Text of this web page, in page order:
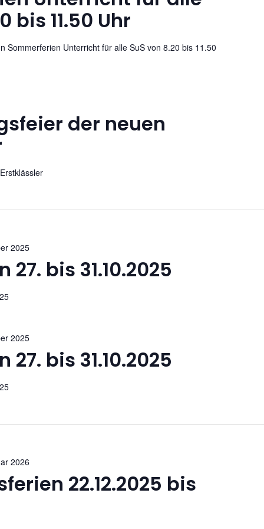
bis 11.50 Uhr
Sommerferien Unterricht für alle SuS von 8.20 bis 11.50
der neuen
2025
bis 31.10.2025
2025
bis 31.10.2025
2026
22.12.2025 bis